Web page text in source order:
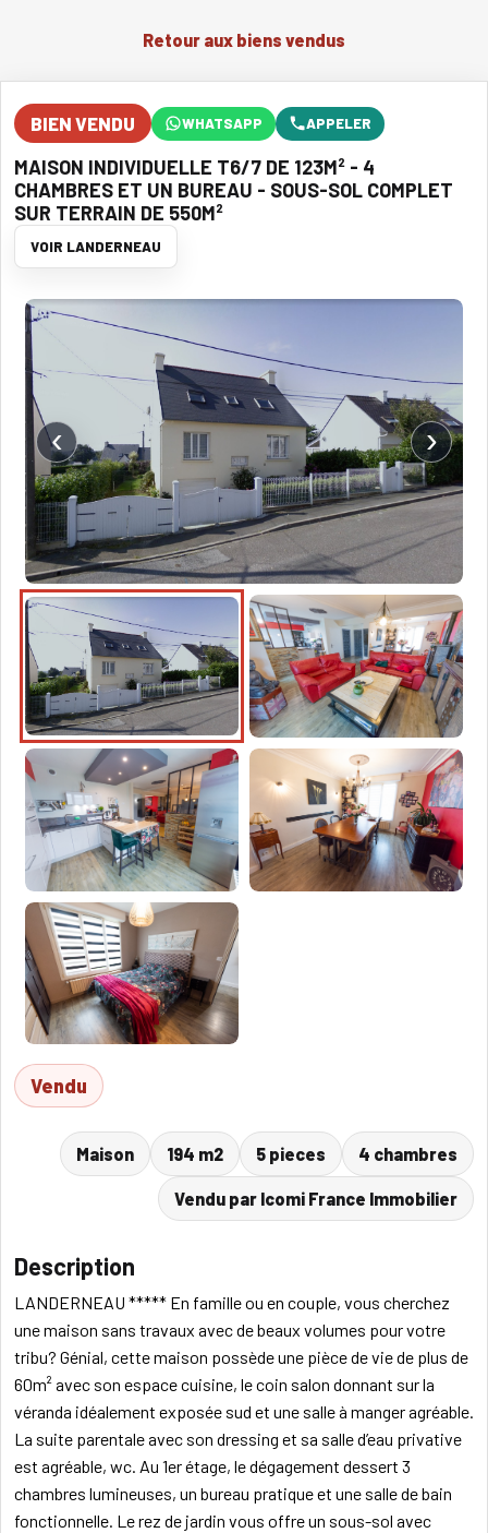
Retour aux biens vendus
BIEN VENDU WHATSAPP APPELER
MAISON INDIVIDUELLE T6/7 DE 123M² - 4
CHAMBRES ET UN BUREAU - SOUS-SOL COMPLET
SUR TERRAIN DE 550M²
VOIR LANDERNEAU
‹ ›
Vendu
Maison 194 m2 5 pieces 4 chambres
Vendu par Icomi France Immobilier
Description
LANDERNEAU ***** En famille ou en couple, vous cherchez
une maison sans travaux avec de beaux volumes pour votre
tribu? Génial, cette maison possède une pièce de vie de plus de
60m² avec son espace cuisine, le coin salon donnant sur la
véranda idéalement exposée sud et une salle à manger agréable.
La suite parentale avec son dressing et sa salle d’eau privative
est agréable, wc. Au 1er étage, le dégagement dessert 3
chambres lumineuses, un bureau pratique et une salle de bain
fonctionnelle. Le rez de jardin vous offre un sous-sol avec